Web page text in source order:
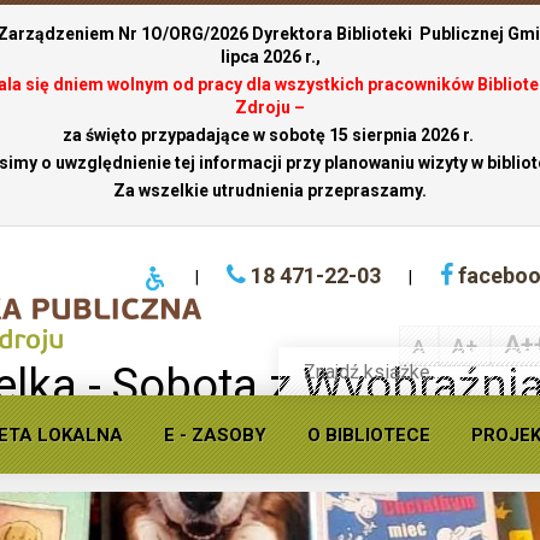
Nr 1O/ORG/2026 Dyrektora Biblioteki Publicznej
lipca 2026 r.,
się dniem wolnym od pracy dla wszystkich pracowników
Zdroju –
za święto przypadające w sobotę 15 sierpnia 2026 r.
o uwzględnienie tej informacji przy planowaniu wizyty w
Za wszelkie utrudnienia przepraszamy.
18 471-22-03
książkę
w
ofercie
biblioteki
publicznej
LOKALNA E - ZASOBY O BIBLIOTECE
A A+
- Sobota z
Potoku